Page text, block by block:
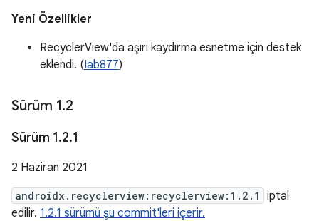
Yeni Özellikler
RecyclerView'da aşırı kaydırma esnetme için destek
eklendi. (Iab877)
Sürüm 1.2
Sürüm 1.2.1
2 Haziran 2021
androidx.recyclerview:recyclerview:1.2.1
iptal
edilir. 1.2.1 sürümü şu commit'leri içerir.